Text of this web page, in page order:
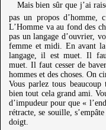
Mais bien sûr que j’ai
pas un propos d’homme,
L’Homme va au fond des
pas un langage d’ouvrier,
femme et midi. En avant
langage, il est muet. Il
muet. Il faut cesser de
hommes et des choses. On
Vous parlez tous
bien tout cela grand ami.
d’impudeur pour que «
rétracte, se souille,
doigt.